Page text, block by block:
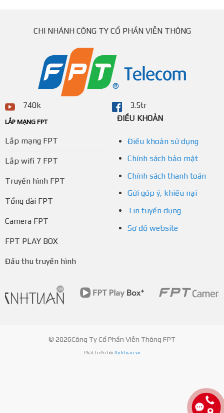
CHI NHÁNH CÔNG TY CỔ PHẦN VIỄN THÔNG
740k 3.5tr
LẮP MẠNG FPT
Lắp mạng FPT
Lắp wifi 7 FPT
Truyền hình FPT
Tổng đài FPT
Camera FPT
FPT PLAY BOX
Đầu thu truyền hình
ĐIỀU KHOẢN
Điều khoản sử dụng
Chính sách bảo mật
Chính sách thanh toán
Gửi góp ý, khiếu nại
Tin tuyển dụng
Sơ đồ website
© 2026Công Ty Cổ Phần Viễn Thông FPT
Phát triển bởi Anhtuan.vn